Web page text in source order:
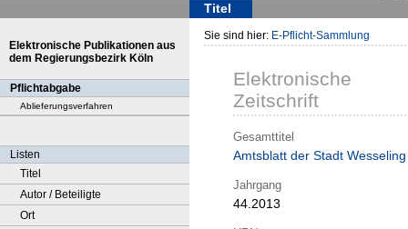
Titel
Elektronische Publikationen aus
dem Regierungsbezirk Köln
Pflichtabgabe
Ablieferungsverfahren
Listen
Titel
Autor / Beteiligte
Ort
Sie sind hier: E-Pflicht-Sammlung
Elektronische
Zeitschrift
Gesamttitel
Amtsblatt der Stadt Wesseling
Jahrgang
44.2013